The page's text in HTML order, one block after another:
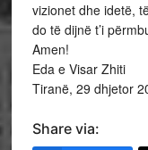
vizionet dhe idetë,
do të dijnë t’i
Amen!
Eda e Visar Zhiti
Tiranë, 29 dhjetor
Share via: